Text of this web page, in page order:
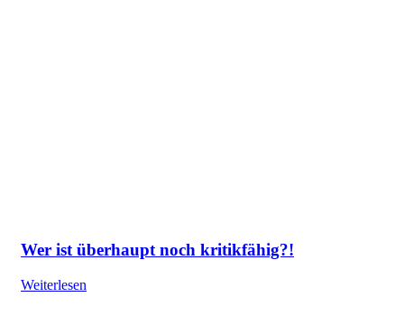
Wer ist überhaupt noch kritikfähig?!
Weiterlesen